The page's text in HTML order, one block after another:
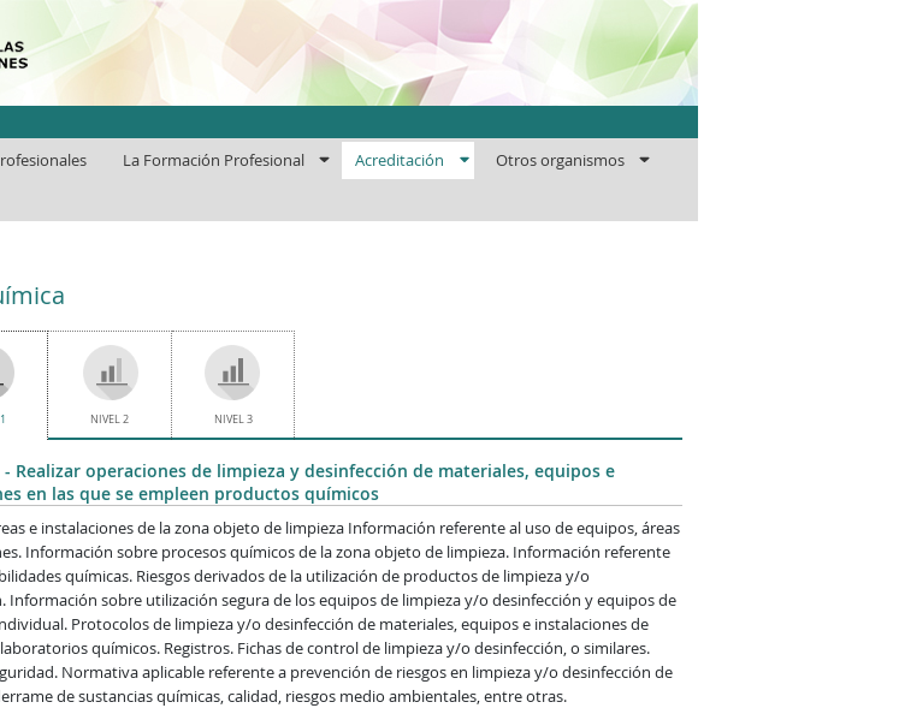
de las Cualificaciones
La Formación Profesional Acreditación Otros organismos
NIVEL 2 NIVEL 3
- Realizar operaciones de limpieza y desinfección de materiales, equipos e
en las que se empleen productos químicos
e instalaciones de la zona objeto de limpieza Información referente al uso de equipos, áreas
Información sobre procesos químicos de la zona objeto de limpieza. Información referente
químicas. Riesgos derivados de la utilización de productos de limpieza y/o
Información sobre utilización segura de los equipos de limpieza y/o desinfección y equipos de
Protocolos de limpieza y/o desinfección de materiales, equipos e instalaciones de
químicos. Registros. Fichas de control de limpieza y/o desinfección, o similares.
Normativa aplicable referente a prevención de riesgos en limpieza y/o desinfección de
de sustancias químicas, calidad, riesgos medio ambientales, entre otras.